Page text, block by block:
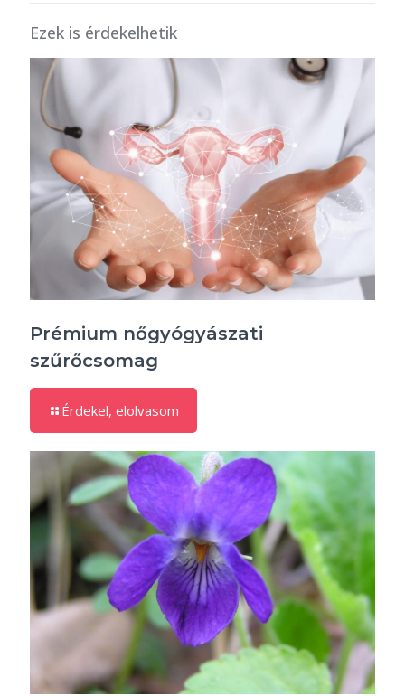
Ezek is érdekelhetik
Prémium nőgyógyászati
szűrőcsomag
Érdekel, elolvasom